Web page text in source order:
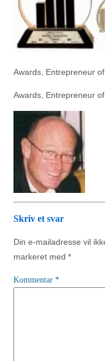
Awards, Entrepreneur
Awards, Entrepreneur
Skriv et svar
Din e-mailadresse vil
markeret med *
Kommentar *